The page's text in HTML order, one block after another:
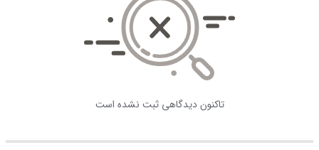
تاکنون دیدگاهی ثبت نشده است